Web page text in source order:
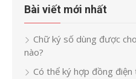
Bài viết mới nhất
Chữ ký số dùng được
nào?
Có thể ký hợp đồng